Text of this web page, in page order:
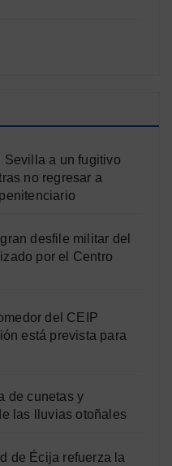
Sevilla a un fugitivo
no regresar a
desfile militar del
por el Centro
del CEIP
está prevista para
de cunetas y
las lluvias otoñales
de Écija refuerza la